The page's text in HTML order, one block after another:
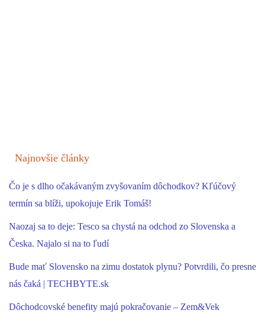
Najnovšie články
Čo je s dlho očakávaným zvyšovaním dôchodkov? Kľúčový
termín sa blíži, upokojuje Erik Tomáš!
Naozaj sa to deje: Tesco sa chystá na odchod zo Slovenska a
Česka. Najalo si na to ľudí
Bude mať Slovensko na zimu dostatok plynu? Potvrdili, čo presne
nás čaká | TECHBYTE.sk
Dôchodcovské benefity majú pokračovanie – Zem&Vek